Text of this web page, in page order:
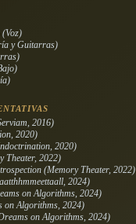
y Guitarras)
2016)
2020)
2020)
Theater, 2022)
(Memory Theater, 2022)
2024)
on Algorithms, 2024)
on Algorithms, 2024)
on Algorithms, 2024)